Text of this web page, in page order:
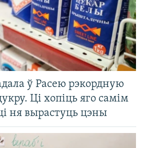
ў Расею рэкордную
Ці хопіць яго самім
ня вырастуць цэны